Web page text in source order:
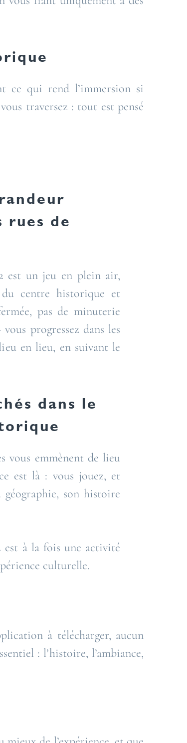
ce qui rend l’immersion si
traversez : tout est pensé
rues de
est un jeu en plein air,
centre historique et
pas de minuterie
progressez dans les
en lieu, en suivant le
dans le
vous emmènent de lieu
est là : vous jouez, et
géographie, son histoire
est à la fois une activité
culturelle.
à télécharger, aucun
: l’histoire, l’ambiance,